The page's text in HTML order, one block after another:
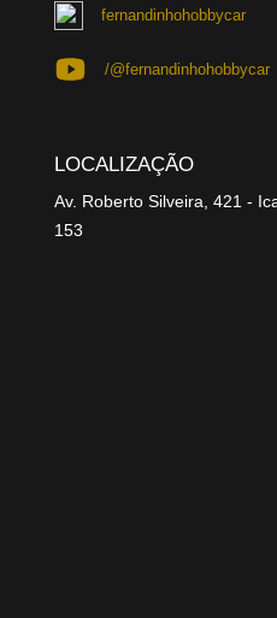
fernandinhohobbycar
/@fernandinhohobbycar
LOCALIZAÇÃO
Av. Roberto Silveira, 421 -
153